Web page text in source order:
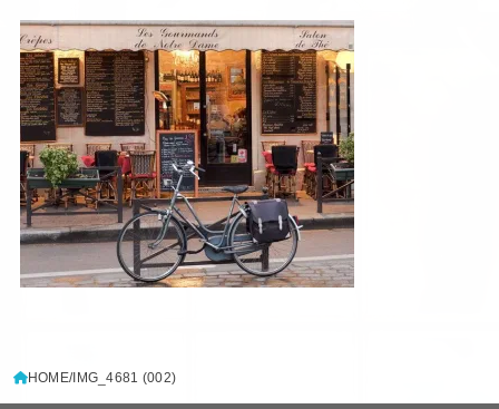
HOME IMG_4681 (002)